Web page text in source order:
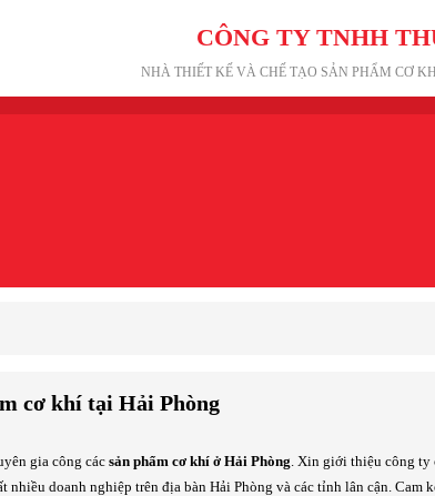
CÔNG TY TNHH
NHÀ THIẾT KẾ VÀ CHẾ TẠO SẢN PHẨM CƠ
cơ khí tại Hải Phòng
gia công cácsản phẩm cơ khí ở Hải Phòng . Xin giới thiệu công
nhiều doanh nghiệp trên địa bàn Hải Phòng và các tỉnh lân cận. Cam